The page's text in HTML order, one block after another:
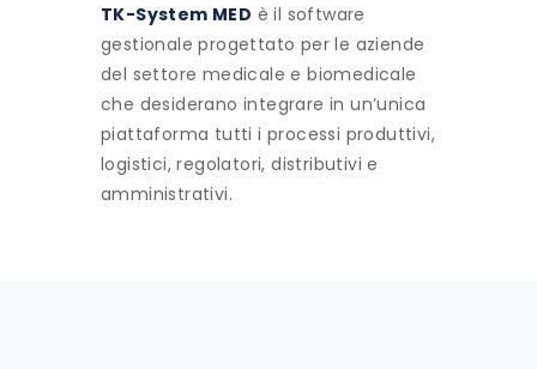
TK-System MED è il software
gestionale progettato per le aziende
del settore medicale e biomedicale
che desiderano integrare in un’unica
piattaforma tutti i processi produttivi,
logistici, regolatori, distributivi e
amministrativi.